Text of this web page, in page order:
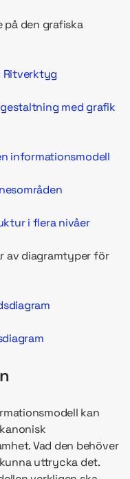
på den grafiska
Ritverktyg
med grafik
informationsmodell
i flera nivåer
av diagramtyper för
kan
Vad den behöver
uttrycka det.